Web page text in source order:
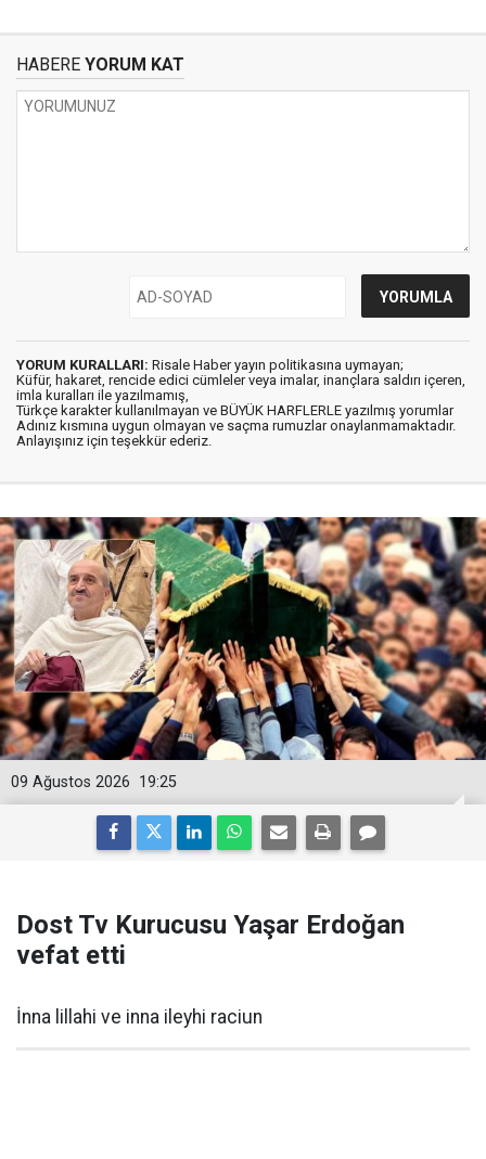
HABERE YORUM KAT
YORUM KURALLARI: Risale Haber yayın politikasına uymayan;
Küfür, hakaret, rencide edici cümleler veya imalar, inançlara saldırı içeren,
imla kuralları ile yazılmamış,
Türkçe karakter kullanılmayan ve BÜYÜK HARFLERLE yazılmış yorumlar
Adınız kısmına uygun olmayan ve saçma rumuzlar onaylanmamaktadır.
Anlayışınız için teşekkür ederiz.
19:25
09 Ağustos 2026
Dost Tv Kurucusu Yaşar Erdoğan
vefat etti
İnna lillahi ve inna ileyhi raciun